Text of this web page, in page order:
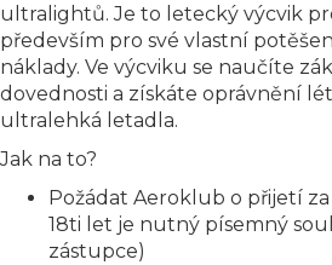
ultralightů. Je to letecký výcvik
především pro své vlastní
náklady. Ve výcviku se naučíte
dovednosti a získáte oprávnění
ultralehká letadla.
Jak na to?
Požádat Aeroklub o přijetí
18ti let je nutný písemný
zástupce)